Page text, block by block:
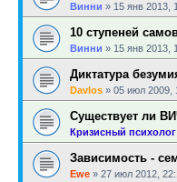
Винни » 15 янв 2013,
10 ступеней
Винни » 15 янв 2013,
Диктатура
Davlos » 05 июл 2009,
Существует ли
Кризисный психолог
Зависимость -
Ewe » 27 июл 2012,